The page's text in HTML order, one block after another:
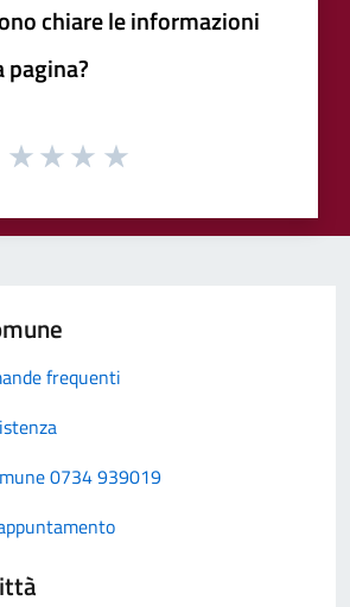
chiare le informazioni
pagina?
frequenti
0734 939019